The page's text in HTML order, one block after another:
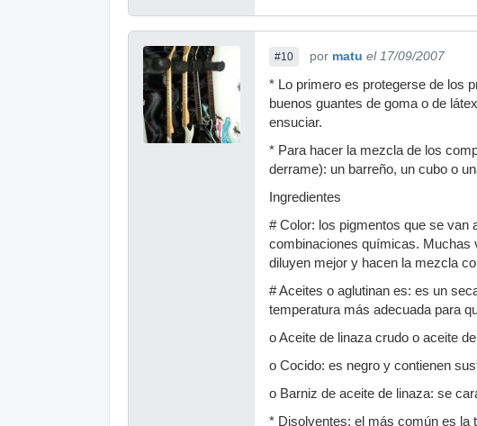
#10 por matu el 17/09/2007
* Lo primero es protegerse de los
buenos guantes de goma o de
ensuciar.
* Para hacer la mezcla de los
derrame): un barreño, un cubo o
Ingredientes
# Color: los pigmentos que se van
combinaciones químicas. Muchas
diluyen mejor y hacen la mezcla
# Aceites o aglutinan es: es un
temperatura más adecuada para
o Aceite de linaza crudo o aceite
o Cocido: es negro y contienen
o Barniz de aceite de linaza: se
* Disolventes: el más común es la